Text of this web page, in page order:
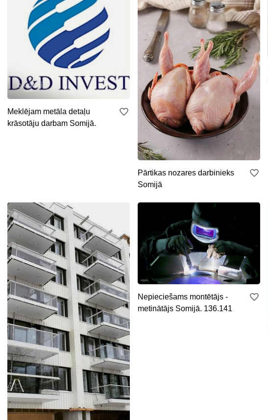
Meklējam metāla detaļu
krāsotāju darbam Somijā.
Pārtikas nozares darbinieks
Somijā
Nepieciešams montētājs -
metinātājs Somijā. 136.141